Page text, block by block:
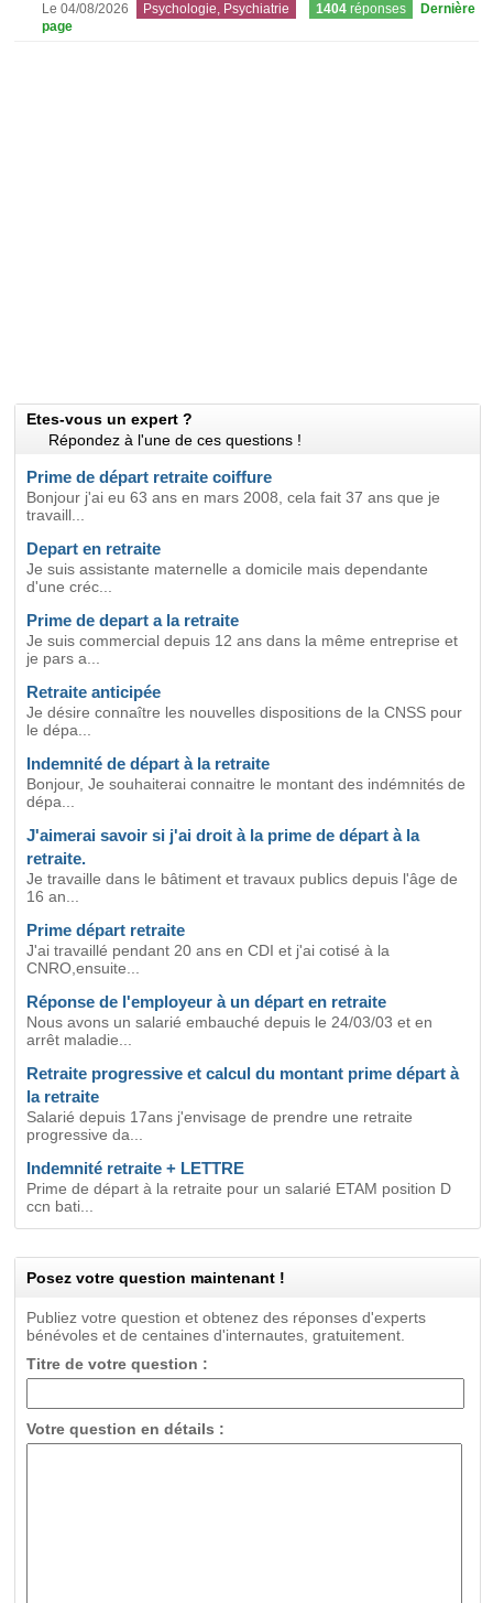
Le 04/08/2026 Psychologie, Psychiatrie 1404 réponses
Dernière
page
Etes-vous un expert ?
Répondez à l'une de ces questions !
Prime de départ retraite coiffure
Bonjour j'ai eu 63 ans en mars 2008, cela fait 37 ans que je
travaill...
Depart en retraite
Je suis assistante maternelle a domicile mais dependante
d'une créc...
Prime de depart a la retraite
Je suis commercial depuis 12 ans dans la même entreprise et
je pars a...
Retraite anticipée
Je désire connaître les nouvelles dispositions de la CNSS pour
le dépa...
Indemnité de départ à la retraite
Bonjour, Je souhaiterai connaitre le montant des indémnités de
dépa...
J'aimerai savoir si j'ai droit à la prime de départ à la
retraite.
Je travaille dans le bâtiment et travaux publics depuis l'âge de
16 an...
Prime départ retraite
J'ai travaillé pendant 20 ans en CDI et j'ai cotisé à la
CNRO,ensuite...
Réponse de l'employeur à un départ en retraite
Nous avons un salarié embauché depuis le 24/03/03 et en
arrêt maladie...
Retraite progressive et calcul du montant prime départ à
la retraite
Salarié depuis 17ans j'envisage de prendre une retraite
progressive da...
Indemnité retraite + LETTRE
Prime de départ à la retraite pour un salarié ETAM position D
ccn bati...
Posez votre question maintenant !
Publiez votre question et obtenez des réponses d'experts
bénévoles et de centaines d'internautes, gratuitement.
Titre de votre question :
Votre question en détails :